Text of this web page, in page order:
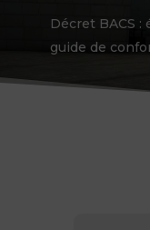
Décret BACS
guide de